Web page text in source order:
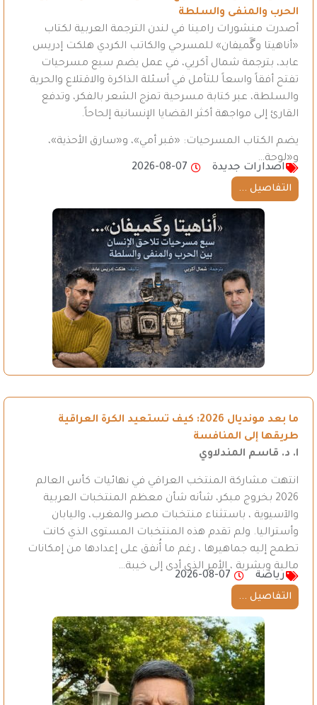
الحرب والمنفى والسلطة
أصدرت منشورات رامينا في لندن الترجمة العربية لكتاب
«أناهيتا وگَميفان» للمسرحي والكاتب الكردي هلكت إدريس
عابد، بترجمة شمال آكريي، في عمل يضم سبع مسرحيات
تفتح أفقاً واسعاً للتأمل في أسئلة الذاكرة والاقتلاع والحرية
والسلطة، عبر كتابة مسرحية تمزج الشعر بالفكر، وتدفع
القارئ إلى مواجهة أكثر القضايا الإنسانية إلحاحاً.
يضم الكتاب المسرحيات: «قبر أمي»، و«سارق الأحذية»،
و«لوحة…
اصدارات جديدة
2026-08-07
التفاصيل ...
ما بعد مونديال 2026: كيف تستعيد الكرة العراقية
طريقها إلى المنافسة
ا. د. قاسم المندلاوي
انتهت مشاركة المنتخب العراقي في نهائيات كأس العالم
2026 بخروج مبكر، شأنه شأن معظم المنتخبات العربية
والآسيوية ، باستثناء منتخبات مصر والمغرب، واليابان
وأستراليا. ولم تقدم هذه المنتخبات المستوى الذي كانت
تطمح إليه جماهيرها ، رغم ما أُنفق على إعدادها من إمكانات
مالية وبشرية ، الأمر الذي أدى إلى خيبة…
رياضة
2026-08-07
التفاصيل ...